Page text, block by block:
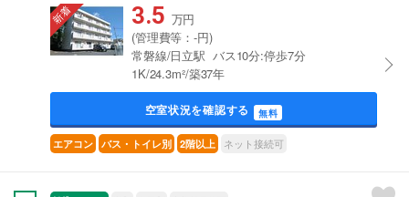
3.5 万円
(管理費等：-円)
常磐線/日立駅 バス10分:停歩7分
1K/24.3m²/築37年
空室状況を確認する 無料
エアコン バス・トイレ別 2階以上 ネット接続可